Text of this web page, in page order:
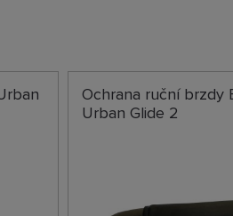
Ochrana ruční brzdy
Urban Glide 2